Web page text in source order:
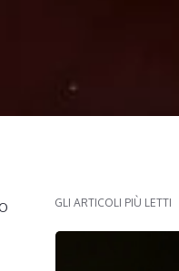
GLI ARTICOLI PIÙ LETTI